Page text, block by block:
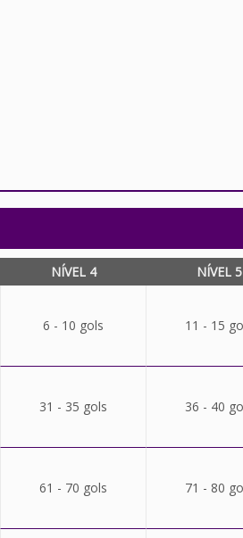
NÍVEL 4 NÍVEL 5
6 - 10 gols 11 - 15
31 - 35 gols 36 - 40
61 - 70 gols 71 - 80